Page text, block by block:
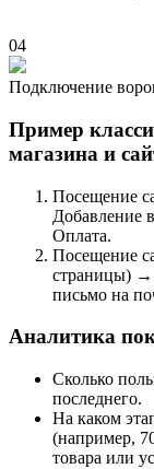
04
Подключение
Пример
магазина и
Посещение
Добавление
Оплата.
Посещение
страницы) →
письмо на
Аналитика
Сколько
последнего.
На каком
(например,
товара или